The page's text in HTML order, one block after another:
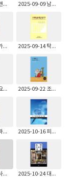
2025-08-31 앤드류 보위: 독일 철학 개론 ─ 칸트에서 하버마스까지 2025-09-09 남무성: 재즈 잇 업! Jazz It Up! - 출간 15주년 특별 개정증보판
2025-09-14 가츠라 쇼류: 유식과 유가행 2025-09-14 탁명환: 기독교 이단연구
2025-09-22 요한 고트프리트 폰 헤르더: 인류의 교육을 위한 새로운 역사철학 2025-09-22 조반니노 과레스키: 돈 까밀로와 못생긴 마돈나 - 신부님 우리들의 신부님 2
2025-09-29 마이클 스티븐슨: 전쟁의 재발견 2025-10-16 피오나 휴즈: 칸트의 『미적 판단력 비판』 입문
2025-10-24 사마천: 사기 서 2025-10-24 대니얼 B.클렌데닌: 동방 정교회 개론